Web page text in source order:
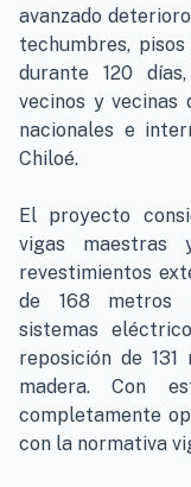
avanzado
techumbres,
durante 120
vecinos y vecinas
nacionales e
Chiloé.
El proyecto
vigas maestras
revestimientos
de 168 metros
sistemas
reposición de
madera. Con
completamente
con la normativa